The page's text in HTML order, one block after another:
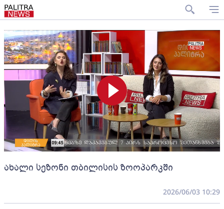
ახალი სეზონი თბილისის ზოოპარკში
2026/06/03 10:29